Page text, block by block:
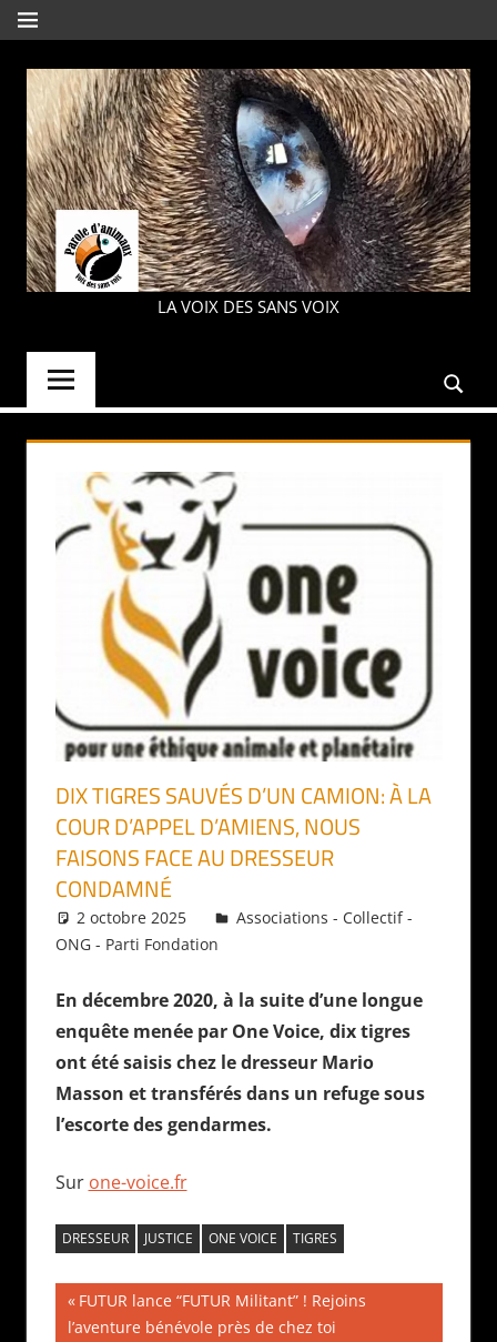
Aller
au
contenu
MENU
PAROLE
LA VOIX DES SANS VOIX
DIX TIGRES SAUVÉS D’UN CAMION: À LA
COUR D’APPEL D’AMIENS, NOUS
FAISONS FACE AU DRESSEUR
CONDAMNÉ
2 octobre 2025 Daniel
Associations - Collectif -
ONG - Parti Fondation
En décembre 2020, à la suite d’une longue
enquête menée par One Voice, dix tigres
ont été saisis chez le dresseur Mario
Masson et transférés dans un refuge sous
l’escorte des gendarmes.
Sur one-voice.fr
DRESSEUR JUSTICE ONE VOICE TIGRES
Navigation
Publication
précédente :
FUTUR lance “FUTUR Militant” ! Rejoins
l’aventure bénévole près de chez toi